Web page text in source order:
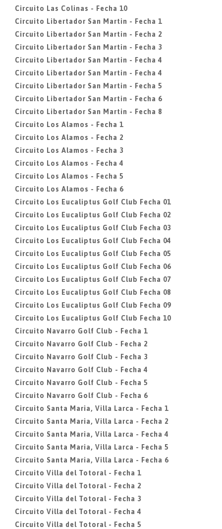
Circuito Las Colinas - Fecha 10
Circuito Libertador San Martin - Fecha 1
Circuito Libertador San Martin - Fecha 2
Circuito Libertador San Martin - Fecha 3
Circuito Libertador San Martin - Fecha 4
Circuito Libertador San Martin - Fecha 4
Circuito Libertador San Martin - Fecha 5
Circuito Libertador San Martin - Fecha 6
Circuito Libertador San Martin - Fecha 8
Circuito Los Alamos - Fecha 1
Circuito Los Alamos - Fecha 2
Circuito Los Alamos - Fecha 3
Circuito Los Alamos - Fecha 4
Circuito Los Alamos - Fecha 5
Circuito Los Alamos - Fecha 6
Circuito Los Eucaliptus Golf Club Fecha 01
Circuito Los Eucaliptus Golf Club Fecha 02
Circuito Los Eucaliptus Golf Club Fecha 03
Circuito Los Eucaliptus Golf Club Fecha 04
Circuito Los Eucaliptus Golf Club Fecha 05
Circuito Los Eucaliptus Golf Club Fecha 06
Circuito Los Eucaliptus Golf Club Fecha 07
Circuito Los Eucaliptus Golf Club Fecha 08
Circuito Los Eucaliptus Golf Club Fecha 09
Circuito Los Eucaliptus Golf Club Fecha 10
Circuito Navarro Golf Club - Fecha 1
Circuito Navarro Golf Club - Fecha 2
Circuito Navarro Golf Club - Fecha 3
Circuito Navarro Golf Club - Fecha 4
Circuito Navarro Golf Club - Fecha 5
Circuito Navarro Golf Club - Fecha 6
Circuito Santa Maria, Villa Larca - Fecha 1
Circuito Santa Maria, Villa Larca - Fecha 2
Circuito Santa Maria, Villa Larca - Fecha 4
Circuito Santa Maria, Villa Larca - Fecha 5
Circuito Santa Maria, Villa Larca - Fecha 6
Circuito Villa del Totoral - Fecha 1
Circuito Villa del Totoral - Fecha 2
Circuito Villa del Totoral - Fecha 3
Circuito Villa del Totoral - Fecha 4
Circuito Villa del Totoral - Fecha 5